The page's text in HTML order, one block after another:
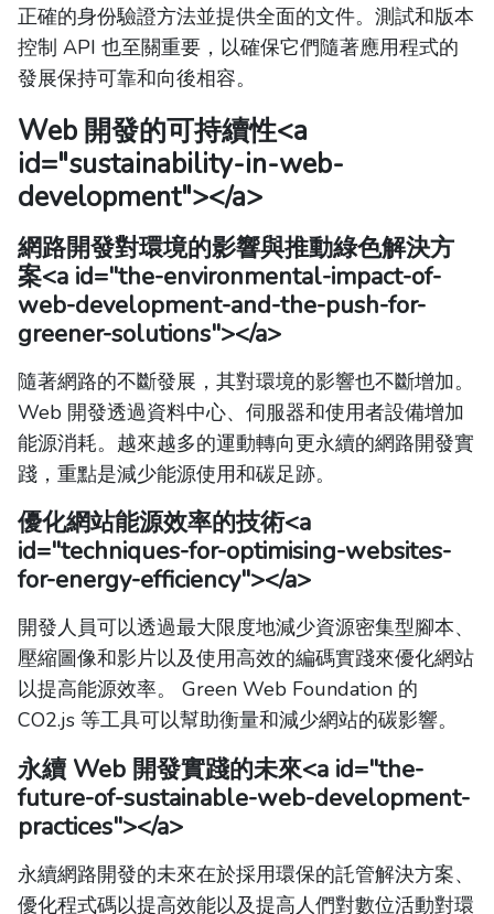
正確的身份驗證方法並提供全面的文件。測試和版本
控制 API 也至關重要，以確保它們隨著應用程式的
發展保持可靠和向後相容。
Web 開發的可持續性<a
id="sustainability-in-web-
development"></a>
網路開發對環境的影響與推動綠色解決方
案<a id="the-environmental-impact-of-
web-development-and-the-push-for-
greener-solutions"></a>
隨著網路的不斷發展，其對環境的影響也不斷增加。
Web 開發透過資料中心、伺服器和使用者設備增加
能源消耗。越來越多的運動轉向更永續的網路開發實
踐，重點是減少能源使用和碳足跡。
優化網站能源效率的技術<a
id="techniques-for-optimising-websites-
for-energy-efficiency"></a>
開發人員可以透過最大限度地減少資源密集型腳本、
壓縮圖像和影片以及使用高效的編碼實踐來優化網站
以提高能源效率。 Green Web Foundation 的
CO2.js 等工具可以幫助衡量和減少網站的碳影響。
永續 Web 開發實踐的未來<a id="the-
future-of-sustainable-web-development-
practices"></a>
永續網路開發的未來在於採用環保的託管解決方案、
優化程式碼以提高效能以及提高人們對數位活動對環